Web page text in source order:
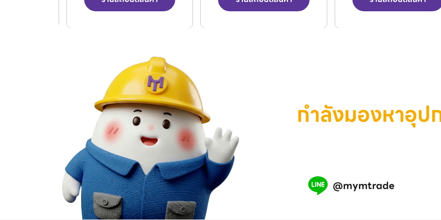
กำลังมองหาอุ
@mymtrade